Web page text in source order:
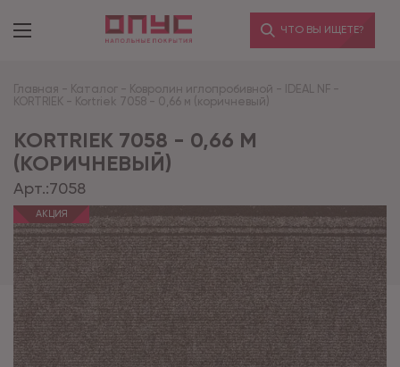
ЧТО ВЫ ИЩЕТЕ?
Главная - Каталог - Ковролин иглопробивной - IDEAL NF -
KORTRIEK - Kortriek 7058 - 0,66 м (коричневый)
KORTRIEK 7058 - 0,66 М
(КОРИЧНЕВЫЙ)
Арт.:7058
АКЦИЯ